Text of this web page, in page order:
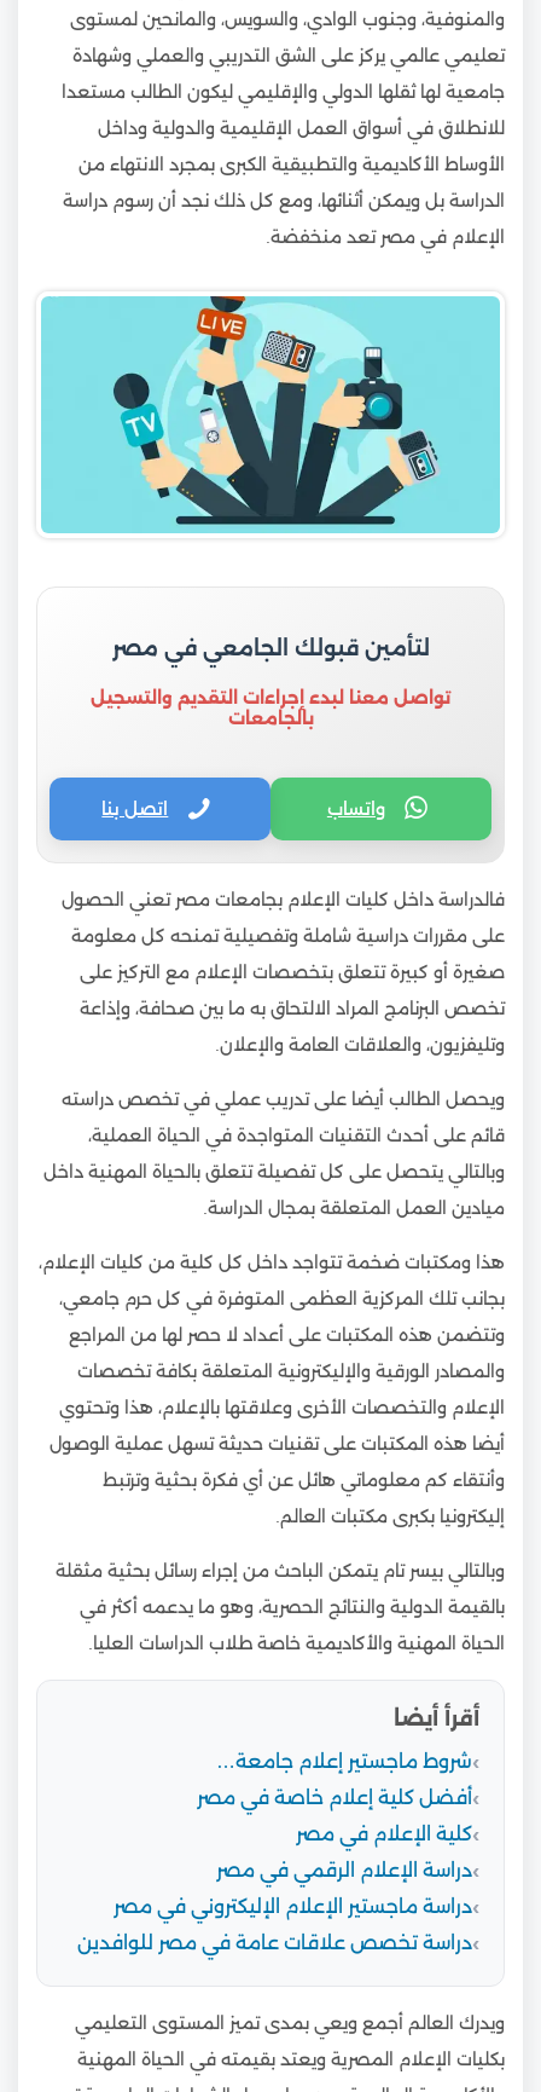
والمنوفية، وجنوب الوادي، والسويس، والمانحين لمستوى
تعليمي عالمي يركز على الشق التدريبي والعملي وشهادة
جامعية لها ثقلها الدولي والإقليمي ليكون الطالب مستعدا
للانطلاق في أسواق العمل الإقليمية والدولية وداخل
الأوساط الأكاديمية والتطبيقية الكبرى بمجرد الانتهاء من
الدراسة بل ويمكن أثنائها، ومع كل ذلك نجد أن رسوم دراسة
الإعلام في مصر تعد منخفضة.
لتأمين قبولك الجامعي في مصر
تواصل معنا لبدء إجراءات التقديم والتسجيل
بالجامعات
واتساب اتصل بنا
فالدراسة داخل كليات الإعلام بجامعات مصر تعني الحصول
على مقررات دراسية شاملة وتفصيلية تمنحه كل معلومة
صغيرة أو كبيرة تتعلق بتخصصات الإعلام مع التركيز على
تخصص البرنامج المراد الالتحاق به ما بين صحافة، وإذاعة
وتليفزيون، والعلاقات العامة والإعلان.
ويحصل الطالب أيضا على تدريب عملي في تخصص دراسته
قائم على أحدث التقنيات المتواجدة في الحياة العملية،
وبالتالي يتحصل على كل تفصيلة تتعلق بالحياة المهنية داخل
ميادين العمل المتعلقة بمجال الدراسة.
هذا ومكتبات ضخمة تتواجد داخل كل كلية من كليات الإعلام،
بجانب تلك المركزية العظمى المتوفرة في كل حرم جامعي،
وتتضمن هذه المكتبات على أعداد لا حصر لها من المراجع
والمصادر الورقية والإليكترونية المتعلقة بكافة تخصصات
الإعلام والتخصصات الأخرى وعلاقتها بالإعلام، هذا وتحتوي
أيضا هذه المكتبات على تقنيات حديثة تسهل عملية الوصول
وأنتقاء كم معلوماتي هائل عن أي فكرة بحثية وترتبط
إليكترونيا بكبرى مكتبات العالم.
وبالتالي بيسر تام يتمكن الباحث من إجراء رسائل بحثية مثقلة
بالقيمة الدولية والنتائج الحصرية، وهو ما يدعمه أكثر في
الحياة المهنية والأكاديمية خاصة طلاب الدراسات العليا.
أقرأ أيضا
شروط ماجستير إعلام جامعة…
أفضل كلية إعلام خاصة في مصر
كلية الإعلام في مصر
دراسة الإعلام الرقمي في مصر
دراسة ماجستير الإعلام الإليكتروني في مصر
دراسة تخصص علاقات عامة في مصر للوافدين
ويدرك العالم أجمع ويعي بمدى تميز المستوى التعليمي
بكليات الإعلام المصرية ويعتد بقيمته في الحياة المهنية